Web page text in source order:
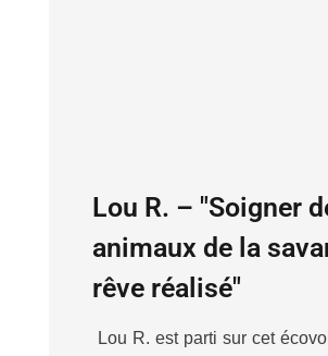
Lou R. – "Soigner
animaux de la
rêve réalisé"
Lou R. est parti sur cet